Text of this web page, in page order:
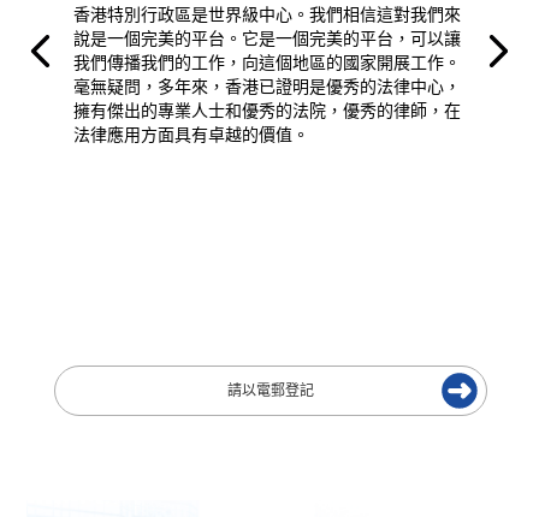
香港特別行政區是世界級中心。我們相信這對我們來
說是一個完美的平台。它是一個完美的平台，可以讓
我們傳播我們的工作，向這個地區的國家開展工作。
毫無疑問，多年來，香港已證明是優秀的法律中心，
擁有傑出的專業人士和優秀的法院，優秀的律師，在
法律應用方面具有卓越的價值。